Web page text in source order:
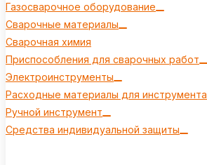
Газосварочное оборудование
Сварочные материалы
Сварочная химия
Приспособления для сварочных работ
Электроинструменты
Расходные материалы для инструмента
Ручной инструмент
Средства индивидуальной защиты